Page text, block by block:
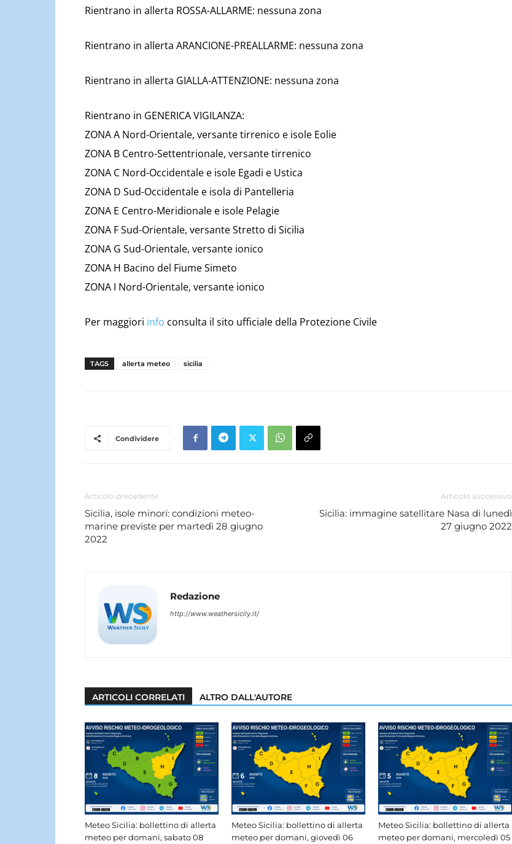
Rientrano in allerta ROSSA-ALLARME: nessuna zona
Rientrano in allerta ARANCIONE-PREALLARME: nessuna zona
Rientrano in allerta GIALLA-ATTENZIONE: nessuna zona
Rientrano in GENERICA VIGILANZA:
ZONA A Nord-Orientale, versante tirrenico e isole Eolie
ZONA B Centro-Settentrionale, versante tirrenico
ZONA C Nord-Occidentale e isole Egadi e Ustica
ZONA D Sud-Occidentale e isola di Pantelleria
ZONA E Centro-Meridionale e isole Pelagie
ZONA F Sud-Orientale, versante Stretto di Sicilia
ZONA G Sud-Orientale, versante ionico
ZONA H Bacino del Fiume Simeto
ZONA I Nord-Orientale, versante ionico
Per maggiori info consulta il sito ufficiale della Protezione Civile
TAGS allerta meteo sicilia
Condividere
Articolo precedente
Sicilia, isole minori: condizioni meteo-
marine previste per martedì 28 giugno
2022
Articolo successivo
Sicilia: immagine satellitare Nasa di lunedì
27 giugno 2022
Redazione
http://www.weathersicily.it/
ARTICOLI CORRELATI ALTRO DALL'AUTORE
Meteo Sicilia: bollettino di allerta
meteo per domani, sabato 08
Meteo Sicilia: bollettino di allerta
meteo per domani, giovedì 06
Meteo Sicilia: bollettino di allerta
meteo per domani, mercoledì 05